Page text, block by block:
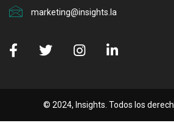
marketing@insights.la
© 2024, Insights. Todos los